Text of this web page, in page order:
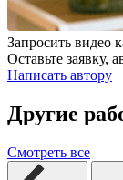
Запросить видео
Оставьте заявку,
Написать автору
Другие
Смотреть все